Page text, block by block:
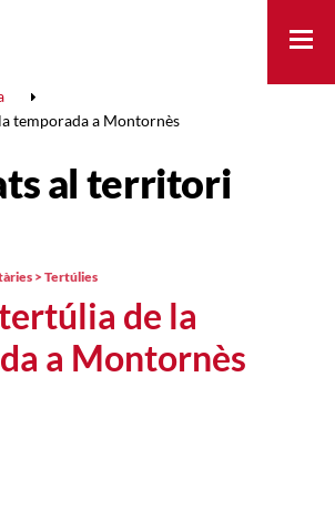
temporada a Montornès
al territori
de la
a Montornès
> Tertúlies